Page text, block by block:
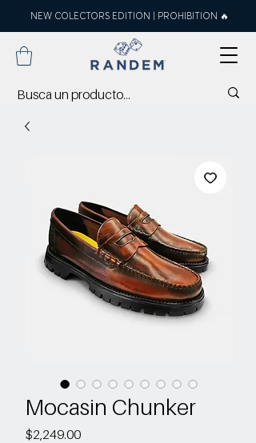
NEW COLECTORS EDITION | PROHIBITION 🔥
Mocasin Chunker
$2,249.00Precio